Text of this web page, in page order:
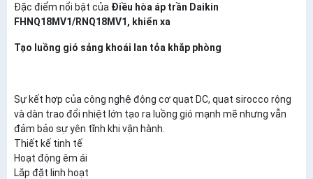
Đặc điểm nổi bật của Điều hòa áp trần Daikin
FHNQ18MV1/RNQ18MV1, khiển xa
Tạo luồng gió sảng khoái lan tỏa khắp phòng
Sự kết hợp của công nghệ động cơ quạt DC, quạt sirocco rộng
và dàn trao đổi nhiệt lớn tạo ra luồng gió mạnh mẽ nhưng vẫn
đảm bảo sự yên tĩnh khi vận hành.
Thiết kế tinh tế
Hoạt động êm ái
Lắp đặt linh hoạt